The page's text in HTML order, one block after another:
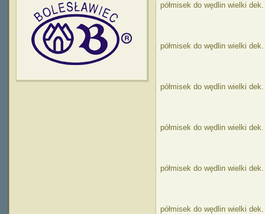
półmisek do wędlin wielki
półmisek do wędlin wielki
półmisek do wędlin wielki
półmisek do wędlin wielki
półmisek do wędlin wielki
półmisek do wędlin wielki